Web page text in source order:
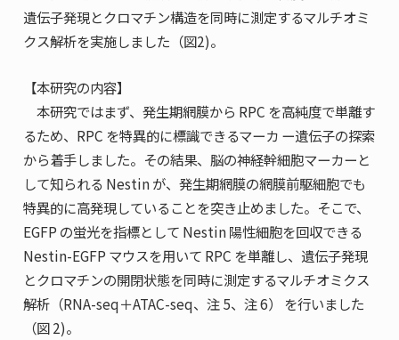
遺伝子発現とクロマチン構造を同時に測定するマルチオミ
クス解析を実施しました（図2)。
【本研究の内容】
本研究ではまず、発生期網膜から RPC を高純度で単離す
るため、RPC を特異的に標識できるマーカ ー遺伝子の探索
から着手しました。その結果、脳の神経幹細胞マーカーと
して知られる Nestin が、発生期網膜の網膜前駆細胞でも
特異的に高発現していることを突き止めました。そこで、
EGFP の蛍光を指標として Nestin 陽性細胞を回収できる
Nestin-EGFP マウスを用いて RPC を単離し、遺伝子発現
とクロマチンの開閉状態を同時に測定するマルチオミクス
解析（RNA-seq＋ATAC-seq、注 5、注 6） を行いました
（図 2)。